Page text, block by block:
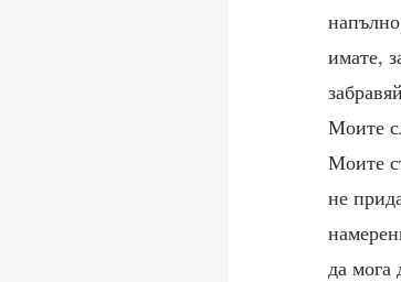
имате,
Моите
Моите
не
да мога